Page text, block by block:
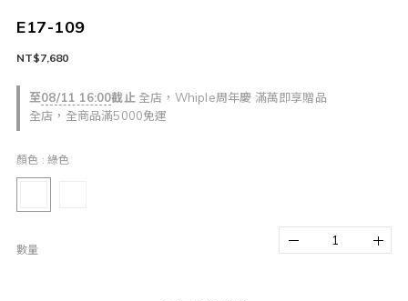
E17-109
至08/11 16:00截止 全店，Whiple周年慶 滿萬即享贈品
全店，全商品滿5000免運
NT$7,680
顏色 : 綠色
數量